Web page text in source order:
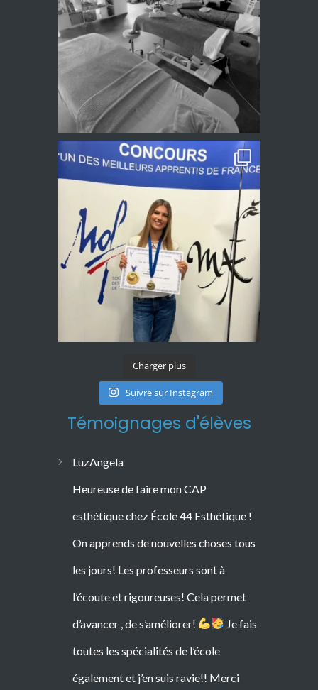
Charger plus
Suivre sur Instagram
Témoignages d'élèves
LuzAngela
Heureuse de faire mon CAP
esthétique chez École 44 Esthétique !
On apprends de nouvelles choses tous
les jours! Les professeurs sont à
l’écoute et rigoureuses! Cela permet
d’avancer , de s’améliorer!
Je fais
toutes les spécialités de l’école
également et j’en suis ravie!! Merci